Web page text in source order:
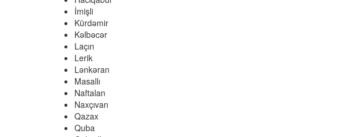
İmişli
Kürdəmir
Kəlbəcər
Laçın
Lerik
Lənkəran
Masallı
Naftalan
Naxçıvan
Qazax
Quba